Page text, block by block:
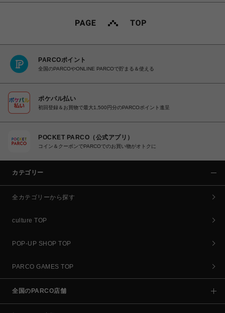
PARCOポイント
全国のPARCOやONLINE PARCOで貯まる＆使える
ポケパル払い
初回登録＆お買物で最大1,500円分のPARCOポイント進呈
POCKET PARCO（公式アプリ）
コイン＆クーポンでPARCOでのお買い物がオトクに
カテゴリー
全カテゴリーから探す
culture TOP
POP-UP SHOP TOP
PARCO GAMES TOP
全国のPARCO店舗